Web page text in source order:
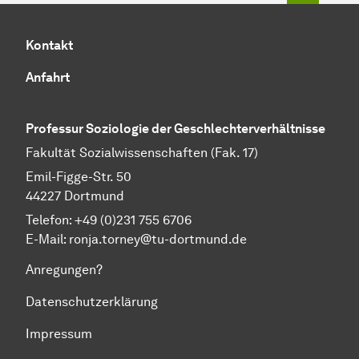
Kontakt
Anfahrt
Professur Soziologie derGeschlechter­verhältnisse
Fakultät Sozialwissenschaften (Fak. 17)
Emil-Figge-Str. 50
44227 Dort­mund
Telefon: +49 (0)231 755 6706
E-Mail: ronja.torney@tu-dortmund.de
Anregungen?
Datenschutzerklärung
Impressum